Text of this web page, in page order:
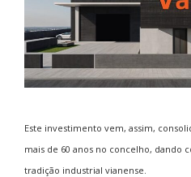
Este investimento vem, assim,
mais de 60 anos no concelho, dando
tradição industrial vianense.